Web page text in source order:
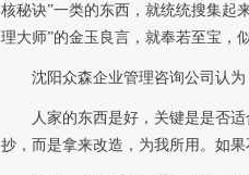
核秘诀”一类的东西，就统统搜集起
理大师”的金玉良言，就奉若至宝，
沈阳众森企业管理咨询公司认
人家的东西是好，关键是是否
抄，而是拿来改造，为我所用。如